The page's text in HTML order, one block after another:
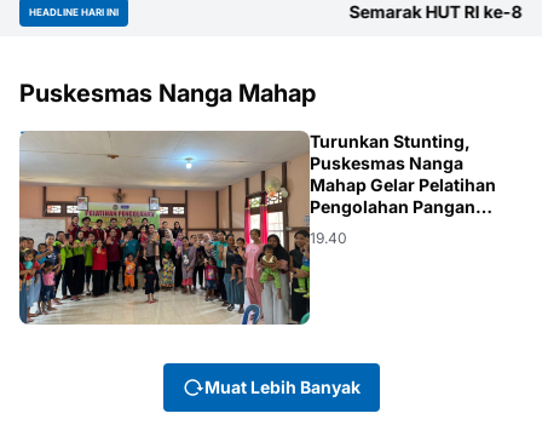
HEADLINE HARI INI Semarak HUT RI ke-81, Dinas
Puskesmas Nanga Mahap
KESEHATAN
Turunkan Stunting,
Puskesmas Nanga
Mahap Gelar Pelatihan
Pengolahan Pangan
Bergizi
19.40
Muat Lebih Banyak